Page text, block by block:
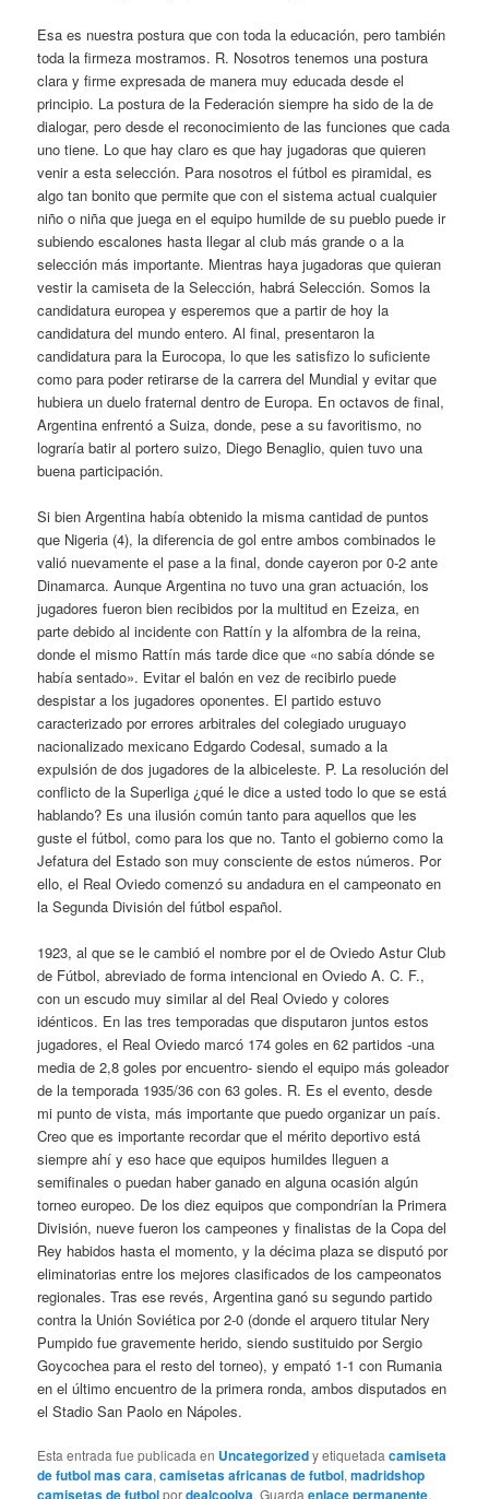
Esa es nuestra postura que con toda la educación, pero también
toda la firmeza mostramos. R. Nosotros tenemos una postura
clara y firme expresada de manera muy educada desde el
principio. La postura de la Federación siempre ha sido de la de
dialogar, pero desde el reconocimiento de las funciones que cada
uno tiene. Lo que hay claro es que hay jugadoras que quieren
venir a esta selección. Para nosotros el fútbol es piramidal, es
algo tan bonito que permite que con el sistema actual cualquier
niño o niña que juega en el equipo humilde de su pueblo puede ir
subiendo escalones hasta llegar al club más grande o a la
selección más importante. Mientras haya jugadoras que quieran
vestir la camiseta de la Selección, habrá Selección. Somos la
candidatura europea y esperemos que a partir de hoy la
candidatura del mundo entero. Al final, presentaron la
candidatura para la Eurocopa, lo que les satisfizo lo suficiente
como para poder retirarse de la carrera del Mundial y evitar que
hubiera un duelo fraternal dentro de Europa. En octavos de final,
Argentina enfrentó a Suiza, donde, pese a su favoritismo, no
lograría batir al portero suizo, Diego Benaglio, quien tuvo una
buena participación.
Si bien Argentina había obtenido la misma cantidad de puntos
que Nigeria (4), la diferencia de gol entre ambos combinados le
valió nuevamente el pase a la final, donde cayeron por 0-2 ante
Dinamarca. Aunque Argentina no tuvo una gran actuación, los
jugadores fueron bien recibidos por la multitud en Ezeiza, en
parte debido al incidente con Rattín y la alfombra de la reina,
donde el mismo Rattín más tarde dice que «no sabía dónde se
había sentado». Evitar el balón en vez de recibirlo puede
despistar a los jugadores oponentes. El partido estuvo
caracterizado por errores arbitrales del colegiado uruguayo
nacionalizado mexicano Edgardo Codesal, sumado a la
expulsión de dos jugadores de la albiceleste. P. La resolución del
conflicto de la Superliga ¿qué le dice a usted todo lo que se está
hablando? Es una ilusión común tanto para aquellos que les
guste el fútbol, como para los que no. Tanto el gobierno como la
Jefatura del Estado son muy consciente de estos números. Por
ello, el Real Oviedo comenzó su andadura en el campeonato en
la Segunda División del fútbol español.
1923, al que se le cambió el nombre por el de Oviedo Astur Club
de Fútbol, abreviado de forma intencional en Oviedo A. C. F.,
con un escudo muy similar al del Real Oviedo y colores
idénticos. En las tres temporadas que disputaron juntos estos
jugadores, el Real Oviedo marcó 174 goles en 62 partidos -una
media de 2,8 goles por encuentro- siendo el equipo más goleador
de la temporada 1935/36 con 63 goles. R. Es el evento, desde
mi punto de vista, más importante que puedo organizar un país.
Creo que es importante recordar que el mérito deportivo está
siempre ahí y eso hace que equipos humildes lleguen a
semifinales o puedan haber ganado en alguna ocasión algún
torneo europeo. De los diez equipos que compondrían la Primera
División, nueve fueron los campeones y finalistas de la Copa del
Rey habidos hasta el momento, y la décima plaza se disputó por
eliminatorias entre los mejores clasificados de los campeonatos
regionales. Tras ese revés, Argentina ganó su segundo partido
contra la Unión Soviética por 2-0 (donde el arquero titular Nery
Pumpido fue gravemente herido, siendo sustituido por Sergio
Goycochea para el resto del torneo), y empató 1-1 con Rumania
en el último encuentro de la primera ronda, ambos disputados en
el Stadio San Paolo en Nápoles.
Esta entrada fue publicada en Uncategorizedy etiquetadacamiseta
de futbol mas cara,camisetas africanas de futbol,madridshop
camisetas de futbolpordealcoolya. Guardaenlace permanente.